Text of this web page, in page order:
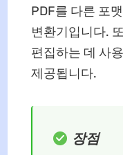
PDF를 다른 포
변환기입니다.
편집하는 데 사
제공됩니다.
장점